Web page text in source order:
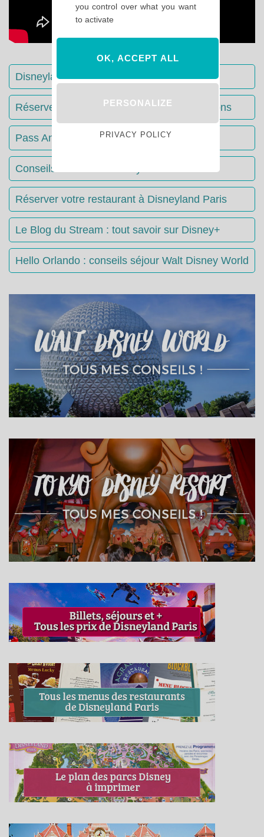
Disneyland Paris : Le guide complet
Réserver votre séjour : toutes les informations
Pass Annuels Disney : informations
Conseils & Astuces Disneyland Paris
Réserver votre restaurant à Disneyland Paris
Le Blog du Stream : tout savoir sur Disney+
Hello Orlando : conseils séjour Walt Disney World
you control over what you want
to activate
OK, ACCEPT ALL
PERSONALIZE
PRIVACY POLICY